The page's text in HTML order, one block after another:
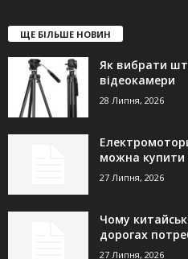
ЩЕ БІЛЬШЕ НОВИН
Як вибрати
відеокамери
28 Липня, 2026
можна купити
27 Липня, 2026
Чому
дорогах
27 Липня, 2026